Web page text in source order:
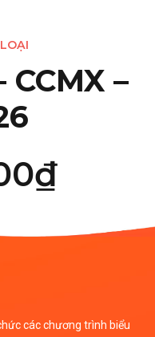
–
₫
các chương trình biểu